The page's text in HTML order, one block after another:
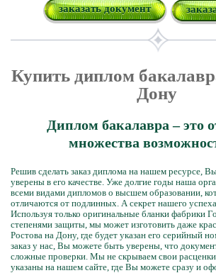
заказать документ
Купить диплом
Дону
Диплом бакалавра – это
множества
Решив сделать заказ диплома на нашем ресурсе,
уверены в его качестве. Уже долгие годы наша
всеми видами дипломов о высшем образовании,
отличаются от подлинных. А секрет нашего
Используя только оригинальные бланки фабрики
степенями защиты, мы может изготовить даже
Ростова на Дону, где будет указан его серийный
заказ у нас, Вы можете быть уверены, что
сложные проверки. Мы не скрываем свои
указаны на нашем сайте, где Вы можете сразу и